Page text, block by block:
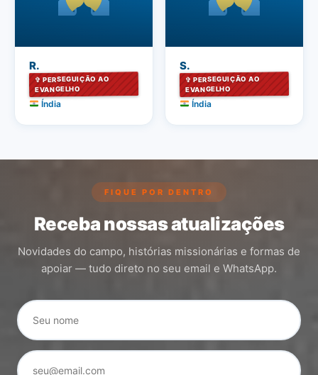
R.
✞ PERSEGUIÇÃO AO
EVANGELHO
Índia
S.
✞ PERSEGUIÇÃO AO
EVANGELHO
Índia
FIQUE POR DENTRO
Receba nossas atualizações
Novidades do campo, histórias missionárias e formas de
apoiar — tudo direto no seu email e WhatsApp.